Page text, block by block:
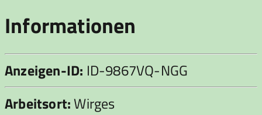
Informationen
Anzeigen-ID: ID-9867VQ-NGG
Arbeitsort:Wirges